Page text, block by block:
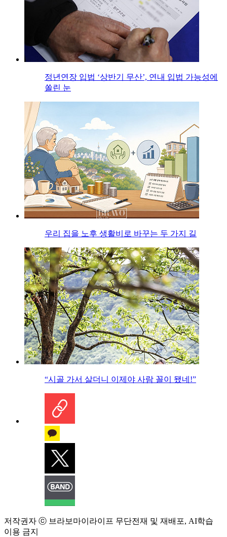
정년연장 입법 ‘상반기 무산’, 연내 입법 가능성에
쏠린 눈
우리 집을 노후 생활비로 바꾸는 두 가지 길
“시골 가서 살더니 이제야 사람 꼴이 됐네!”
저작권자 ⓒ 브라보마이라이프 무단전재 및 재배포, AI학습
이용 금지